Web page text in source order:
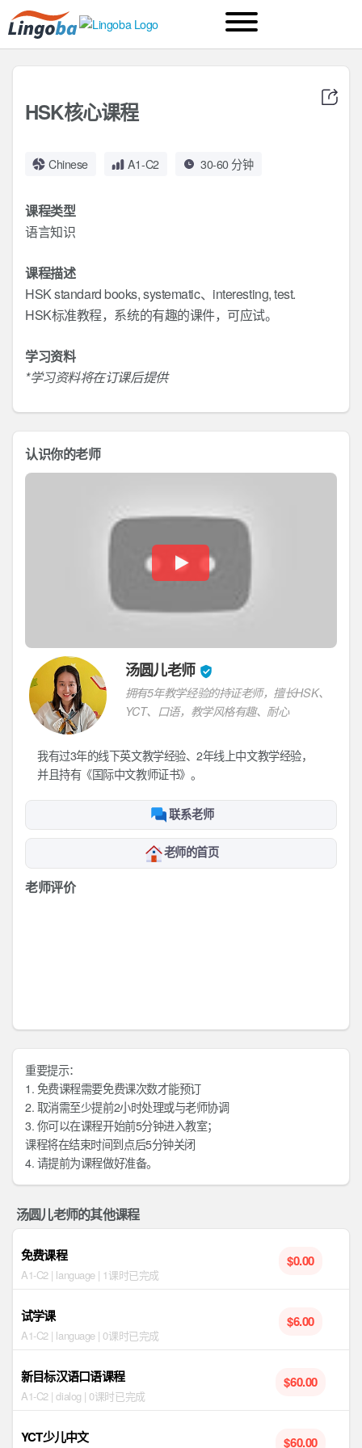
HSK核心课程
Chinese A1-C2 30-60 分钟
课程类型
语言知识
课程描述
HSK standard books, systematic、interesting, test.
HSK标准教程，系统的有趣的课件，可应试。
学习资料
*学习资料将在订课后提供
认识你的老师
汤圆儿老师
拥有5年教学经验的持证老师，擅长HSK、
YCT、口语，教学风格有趣、耐心
我有过3年的线下英文教学经验、2年线上中文教学经验，
并且持有《国际中文教师证书》。
联系老师
老师的首页
老师评价
重要提示：
1. 免费课程需要免费课次数才能预订
2. 取消需至少提前2小时处理或与老师协调
3. 你可以在课程开始前5分钟进入教室；
课程将在结束时间到点后5分钟关闭
4. 请提前为课程做好准备。
汤圆儿老师的其他课程
免费课程
A1-C2 | language | 1课时已完成
$0.00
试学课
A1-C2 | language | 0课时已完成
$6.00
新目标汉语口语课程
A1-C2 | dialog | 0课时已完成
$60.00
YCT少儿中文 $60.00